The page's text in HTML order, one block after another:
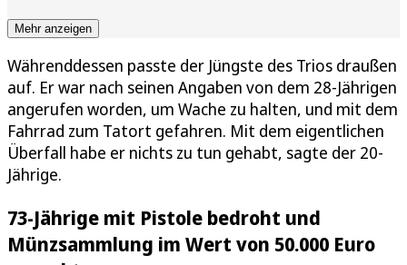
Mehr anzeigen
Währenddessen passte der Jüngste des Trios draußen
auf. Er war nach seinen Angaben von dem 28-Jährigen
angerufen worden, um Wache zu halten, und mit dem
Fahrrad zum Tatort gefahren. Mit dem eigentlichen
Überfall habe er nichts zu tun gehabt, sagte der 20-
Jährige.
73-Jährige mit Pistole bedroht und
Münzsammlung im Wert von 50.000 Euro